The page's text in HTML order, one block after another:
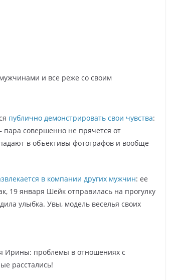
и все реже со своим
публично демонстрировать свои чувства:
пара совершенно не прячется от
в объективы фотографов и вообще
в компании других мужчин: ее
19 января Шейк отправилась на прогулку
улыбка. Увы, модель веселья своих
Ирины: проблемы в отношениях с
расстались!